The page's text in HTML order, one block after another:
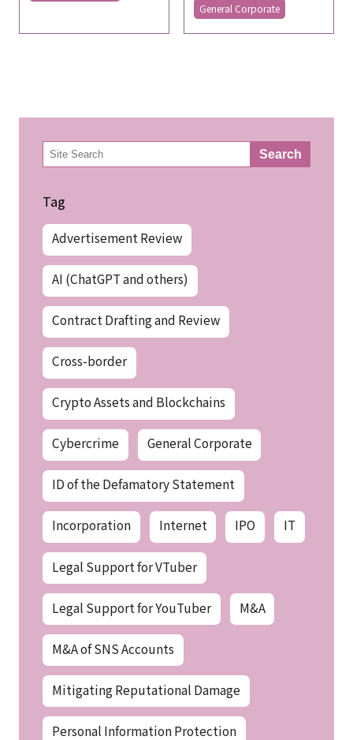
General Corporate
検
索 Search
Tag
Advertisement Review
AI (ChatGPT and others)
Contract Drafting and Review
Cross-border
Crypto Assets and Blockchains
Cybercrime General Corporate
ID of the Defamatory Statement
Incorporation Internet IPO IT
Legal Support for VTuber
Legal Support for YouTuber M&A
M&A of SNS Accounts
Mitigating Reputational Damage
Personal Information Protection